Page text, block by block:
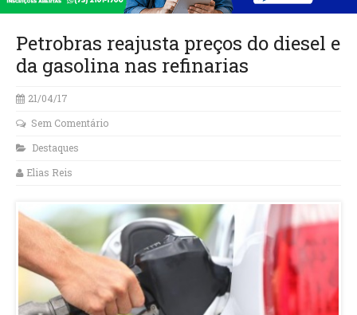
Petrobras reajusta preços do diesel e
da gasolina nas refinarias
21/04/17
Sem Comentário
Destaques
Elias Reis